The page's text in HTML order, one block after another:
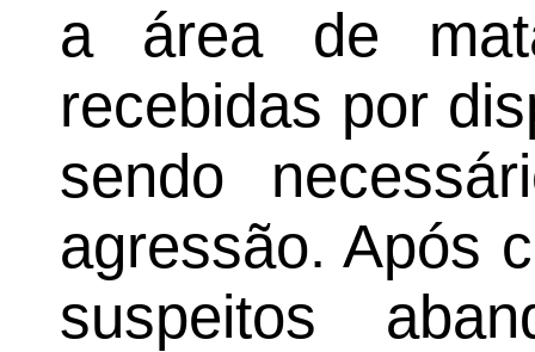
a área de
recebidas por
sendo
agressão. Após
suspeitos